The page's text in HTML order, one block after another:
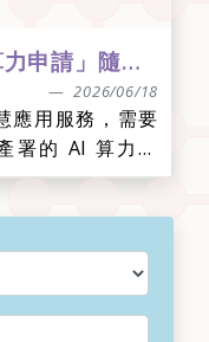
「數產署115 年免費 AI 算力申請」隨送批次審🚀 模型推論類第三梯次8/10截止💥
2026/06/18
應用服務，需要
署的 AI 算力平
及資服業者免費